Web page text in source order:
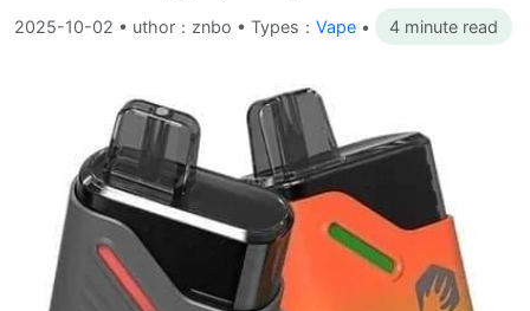
2025-10-02 • uthor：znbo • Types： Vape • 4 minute read